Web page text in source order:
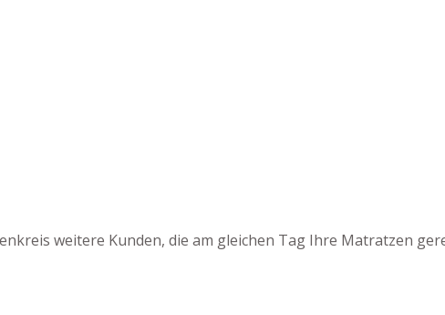
weitere Kunden, die am gleichen Tag Ihre Matratzen